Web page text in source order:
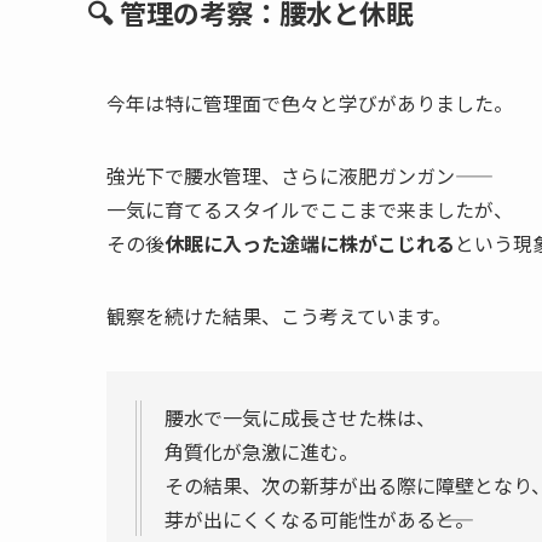
🔍 管理の考察：腰水と休眠
今年は特に管理面で色々と学びがありました。
強光下で腰水管理、さらに液肥ガンガン――
一気に育てるスタイルでここまで来ましたが、
その後休眠に入った途端に株がこじれる という現
観察を続けた結果、こう考えています。
腰水で一気に成長させた株は、
角質化が急激に進む。
その結果、次の新芽が出る際に障壁となり、
芽が出にくくなる可能性がある――と。